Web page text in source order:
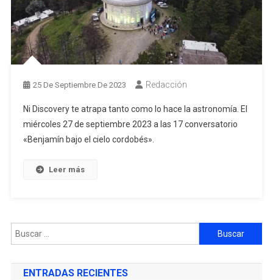
25 De Septiembre De 2023 Redacción
Ni Discovery te atrapa tanto como lo hace la astronomía. El
miércoles 27 de septiembre 2023 a las 17 conversatorio
«Benjamín bajo el cielo cordobés».
Leer más
ENTRADAS RECIENTES